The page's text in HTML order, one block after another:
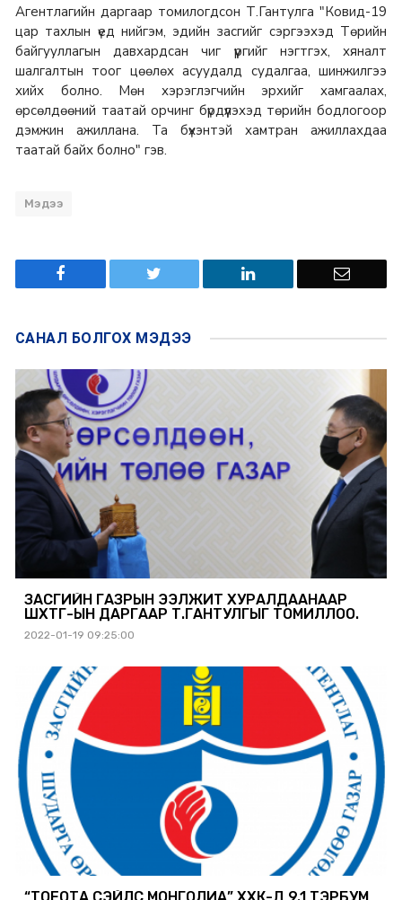
Агентлагийн даргаар томилогдсон Т.Гантулга "Ковид-19
цар тахлын үед нийгэм, эдийн засгийг сэргээхэд Төрийн
байгууллагын давхардсан чиг үүргийг нэгтгэх, хяналт
шалгалтын тоог цөөлөх асуудалд судалгаа, шинжилгээ
хийх болно. Мөн хэрэглэгчийн эрхийг хамгаалах,
өрсөлдөөний таатай орчинг бүрдүүлэхэд төрийн бодлогоор
дэмжин ажиллана. Та бүхэнтэй хамтран ажиллахдаа
таатай байх болно" гэв.
Мэдээ
САНАЛ БОЛГОХ МЭДЭЭ
ЗАСГИЙН ГАЗРЫН ЭЭЛЖИТ ХУРАЛДААНААР
ШӨХТГ-ЫН ДАРГААР Т.ГАНТУЛГЫГ ТОМИЛЛОО.
2022-01-19 09:25:00
“ТОЁОТА СЭЙЛС МОНГОЛИА” ХХК-Д 9.1 ТЭРБУМ